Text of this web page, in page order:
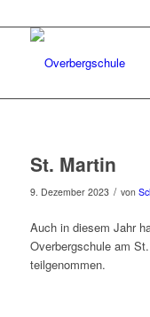
St. Martin
9. Dezember 2023 / von
Auch in diesem Jahr
Overbergschule am
teilgenommen.